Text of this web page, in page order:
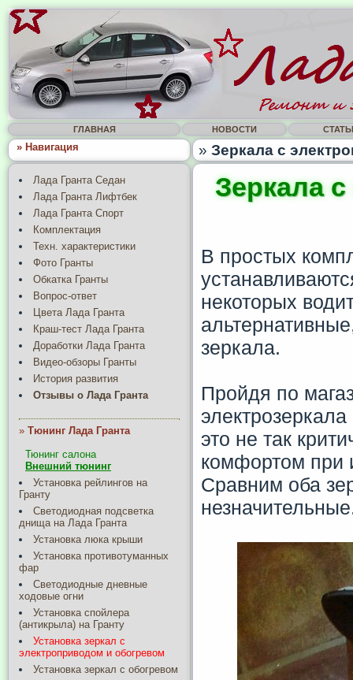
ГЛАВНАЯ НОВОСТИ
» Навигация » Зеркала с
Лада Гранта Седан
Лада Гранта Лифтбек
Лада Гранта Спорт
Комплектация
Техн. характеристики
Фото Гранты
Обкатка Гранты
Вопрос-ответ
Цвета Лада Гранта
Краш-тест Лада Гранта
Доработки Лада Гранта
Видео-обзоры Гранты
История развития
Отзывы о Лада Гранта
» Тюнинг Лада Гранта
Тюнинг салона
Внешний тюнинг
Установка рейлингов на
Гранту
Светодиодная подсветка
днища на Лада Гранта
Установка люка крыши
Установка противотуманных
фар
Светодиодные дневные
ходовые огни
Установка спойлера
(антикрыла) на Гранту
Установка зеркал с
электроприводом и обогревом
Установка зеркал с обогревом
Зеркала
В простых
некоторых
зеркала.
Пройдя по
это не так
комфортом при
Сравним оба